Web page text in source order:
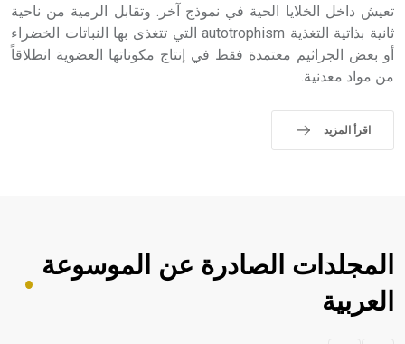
تعيش داخل الخلايا الحية في نموذج آخر. وتقابل الرمية من ناحية
ثانية بذاتية التغذية autotrophism التي تتغذى بها النباتات الخضراء
أو بعض الجراثيم معتمدة فقط في إنتاج مكوناتها العضوية انطلاقاً
من مواد معدنية.
اقرأ المزيد
المجلدات الصادرة عن الموسوعة
العربية